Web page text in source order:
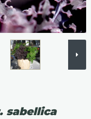
sabellica